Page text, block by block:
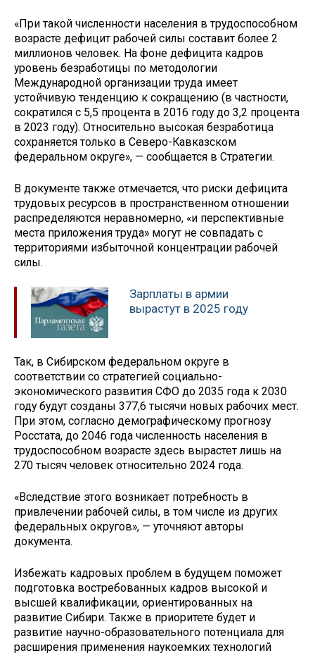
«При такой численности населения в трудоспособном
возрасте дефицит рабочей силы составит более 2
миллионов человек. На фоне дефицита кадров
уровень безработицы по методологии
Международной организации труда имеет
устойчивую тенденцию к сокращению (в частности,
сократился с 5,5 процента в 2016 году до 3,2 процента
в 2023 году). Относительно высокая безработица
сохраняется только в Северо-Кавказском
федеральном округе», — сообщается в Стратегии.
В документе также отмечается, что риски дефицита
трудовых ресурсов в пространственном отношении
распределяются неравномерно, «и перспективные
места приложения труда» могут не совпадать с
территориями избыточной концентрации рабочей
силы.
Зарплаты в армии
вырастут в 2025 году
Так, в Сибирском федеральном округе в
соответствии со стратегией социально-
экономического развития СФО до 2035 года к 2030
году будут созданы 377,6 тысячи новых рабочих мест.
При этом, согласно демографическому прогнозу
Росстата, до 2046 года численность населения в
трудоспособном возрасте здесь вырастет лишь на
270 тысяч человек относительно 2024 года.
«Вследствие этого возникает потребность в
привлечении рабочей силы, в том числе из других
федеральных округов», — уточняют авторы
документа.
Избежать кадровых проблем в будущем поможет
подготовка востребованных кадров высокой и
высшей квалификации, ориентированных на
развитие Сибири. Также в приоритете будет и
развитие научно-образовательного потенциала для
расширения применения наукоемких технологий